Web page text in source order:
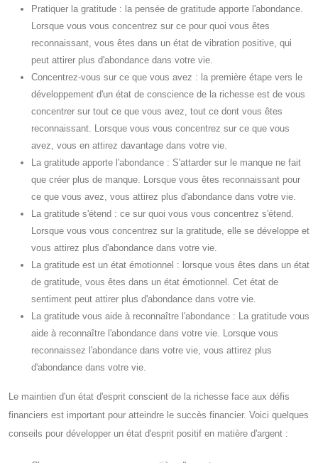
Pratiquer la gratitude : la pensée de gratitude apporte l'abondance.
Lorsque vous vous concentrez sur ce pour quoi vous êtes
reconnaissant, vous êtes dans un état de vibration positive, qui
peut attirer plus d'abondance dans votre vie.
Concentrez-vous sur ce que vous avez : la première étape vers le
développement d'un état de conscience de la richesse est de vous
concentrer sur tout ce que vous avez, tout ce dont vous êtes
reconnaissant. Lorsque vous vous concentrez sur ce que vous
avez, vous en attirez davantage dans votre vie.
La gratitude apporte l'abondance : S'attarder sur le manque ne fait
que créer plus de manque. Lorsque vous êtes reconnaissant pour
ce que vous avez, vous attirez plus d'abondance dans votre vie.
La gratitude s'étend : ce sur quoi vous vous concentrez s'étend.
Lorsque vous vous concentrez sur la gratitude, elle se développe et
vous attirez plus d'abondance dans votre vie.
La gratitude est un état émotionnel : lorsque vous êtes dans un état
de gratitude, vous êtes dans un état émotionnel. Cet état de
sentiment peut attirer plus d'abondance dans votre vie.
La gratitude vous aide à reconnaître l'abondance : La gratitude vous
aide à reconnaître l'abondance dans votre vie. Lorsque vous
reconnaissez l'abondance dans votre vie, vous attirez plus
d'abondance dans votre vie.
Le maintien d'un état d'esprit conscient de la richesse face aux défis
financiers est important pour atteindre le succès financier. Voici quelques
conseils pour développer un état d'esprit positif en matière d'argent :